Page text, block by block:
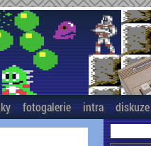
fotogalerie intra diskuze